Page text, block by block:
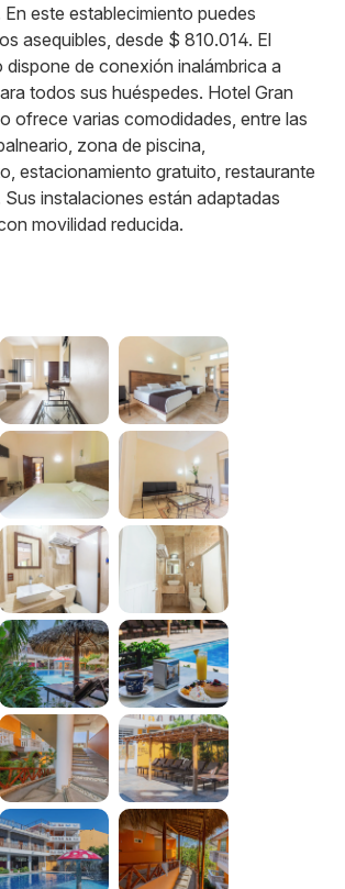
En este establecimiento puedes
asequibles, desde $ 810.014. El
dispone de conexión inalámbrica a
todos sus huéspedes. Hotel Gran
ofrece varias comodidades, entre las
zona de piscina,
estacionamiento gratuito, restaurante
instalaciones están adaptadas
movilidad reducida.